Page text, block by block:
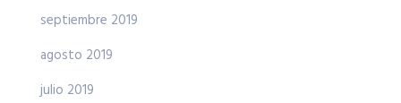
septiembre 2019
agosto 2019
julio 2019